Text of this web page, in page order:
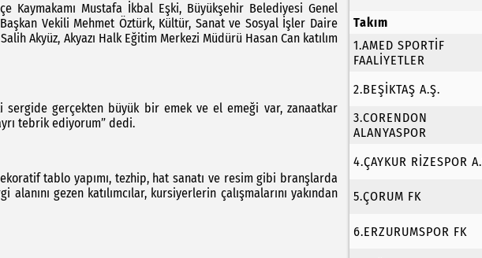
Kaymakamı Mustafa İkbal Eşki, Büyükşehir Belediyesi Genel
Başkan Vekili Mehmet Öztürk, Kültür, Sanat ve Sosyal İşler Daire
Akyüz, Akyazı Halk Eğitim Merkezi Müdürü Hasan Can katılım
sergide gerçekten büyük bir emek ve el emeği var, zanaatkar
tebrik ediyorum” dedi.
tablo yapımı, tezhip, hat sanatı ve resim gibi branşlarda
gezen katılımcılar, kursiyerlerin çalışmalarını yakından
Takım
1.AMED SPORTİF
FAALİYETLER
2.BEŞİKTAŞ A.Ş.
3.CORENDON
ALANYASPOR
4.ÇAYKUR RİZESPOR
5.ÇORUM FK
6.ERZURUMSPOR FK